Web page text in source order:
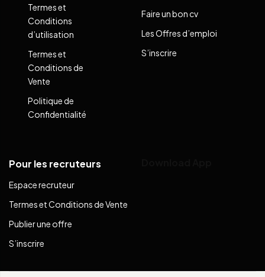
Termes et
Conditions
d’utilisation
Termes et
Conditions de
Vente
Politique de
Confidentialité
Faire un bon cv
Les Offres d’emploi
S’inscrire
Pour les recruteurs
Espace recruteur
Termes et Conditions de Vente
Publier une offre
S’inscrire